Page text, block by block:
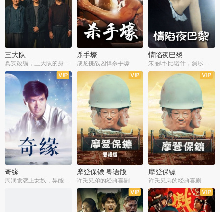
三大队 杀手壕
成龙挑战凶悍杀手壕
情陷夜巴黎
奇缘
周润发恋上女奴，异能护体战邪派
摩登保镖 粤语版
许氏兄弟的经典喜剧
摩登保镖
许氏兄弟的经典喜剧